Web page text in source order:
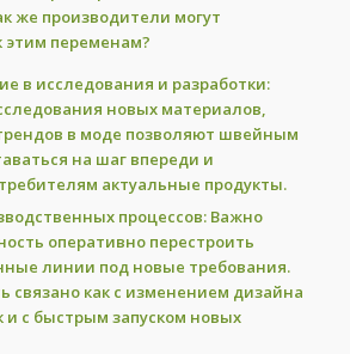
же производители могут
этим переменам?
в исследования и разработки:
новых материалов,
в моде позволяют швейным
на шаг впереди и
актуальные продукты.
процессов:Важно
оперативно перестроить
линии под новые требования.
связано как с изменением дизайна
и с быстрым запуском новых